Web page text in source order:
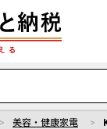
美容・健康家電